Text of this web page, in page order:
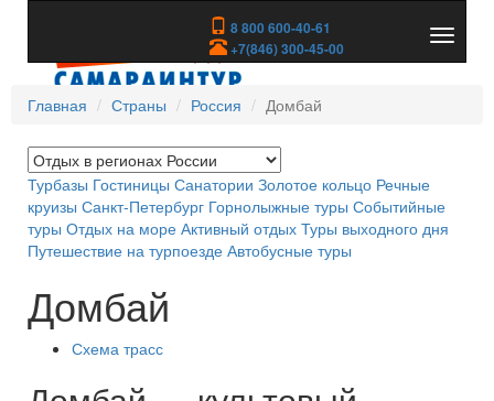
8 800 600-40-61
+7(846) 300-45-00
скрыть
Главная
Страны Россия Домбай
Турбазы Гостиницы Санатории Золотое кольцо Речные
круизы Санкт-Петербург Горнолыжные туры Событийные
туры Отдых на море Активный отдых Туры выходного дня
Путешествие на турпоезде Автобусные туры
Домбай
Схема трасс